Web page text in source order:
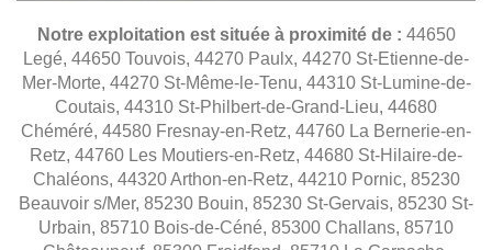
Notre exploitation est située à proximité de : 44650
Legé, 44650 Touvois, 44270 Paulx, 44270 St-Etienne-de-
Mer-Morte, 44270 St-Même-le-Tenu, 44310 St-Lumine-de-
Coutais, 44310 St-Philbert-de-Grand-Lieu, 44680
Chéméré, 44580 Fresnay-en-Retz, 44760 La Bernerie-en-
Retz, 44760 Les Moutiers-en-Retz, 44680 St-Hilaire-de-
Chaléons, 44320 Arthon-en-Retz, 44210 Pornic, 85230
Beauvoir s/Mer, 85230 Bouin, 85230 St-Gervais, 85230 St-
Urbain, 85710 Bois-de-Céné, 85300 Challans, 85710